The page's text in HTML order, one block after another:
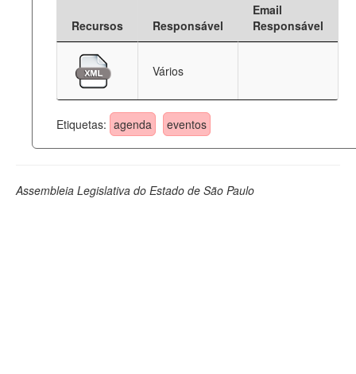
Deputados Estaduais
Administração
Legislação
Recursos Responsável
Email
Responsável
Vários
Etiquetas: agenda eventos
Assembleia Legislativa do Estado de São Paulo